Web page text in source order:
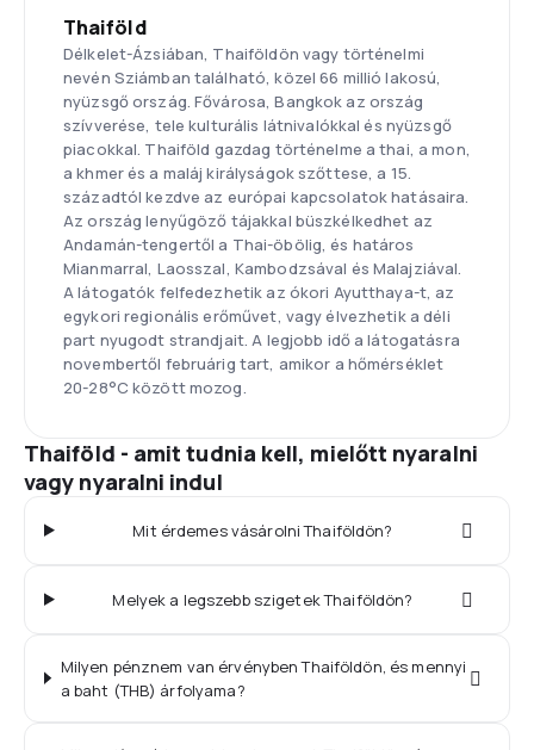
Thaiföld
Délkelet-Ázsiában, Thaiföldön vagy történelmi
nevén Sziámban található, közel 66 millió lakosú,
nyüzsgő ország. Fővárosa, Bangkok az ország
szívverése, tele kulturális látnivalókkal és nyüzsgő
piacokkal. Thaiföld gazdag történelme a thai, a mon,
a khmer és a maláj királyságok szőttese, a 15.
századtól kezdve az európai kapcsolatok hatásaira.
Az ország lenyűgöző tájakkal büszkélkedhet az
Andamán-tengertől a Thai-öbölig, és határos
Mianmarral, Laosszal, Kambodzsával és Malajziával.
A látogatók felfedezhetik az ókori Ayutthaya-t, az
egykori regionális erőművet, vagy élvezhetik a déli
part nyugodt strandjait. A legjobb idő a látogatásra
novembertől februárig tart, amikor a hőmérséklet
20-28°C között mozog.
Thaiföld - amit tudnia kell, mielőtt nyaralni
vagy nyaralni indul
Mit érdemes vásárolni Thaiföldön?
Melyek a legszebb szigetek Thaiföldön?
Milyen pénznem van érvényben Thaiföldön, és mennyi
a baht (THB) árfolyama?